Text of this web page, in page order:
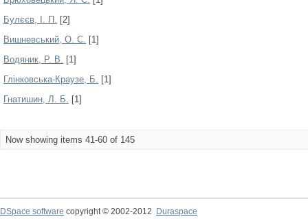
Булєєв, І. П. [2]
Вишневський, О. С. [1]
Водяник, Р. В. [1]
Глінковська-Краузе, Б. [1]
Гнатишин, Л. Б. [1]
Now showing items 41-60 of 145
DSpace software copyright © 2002-2012
Duraspace